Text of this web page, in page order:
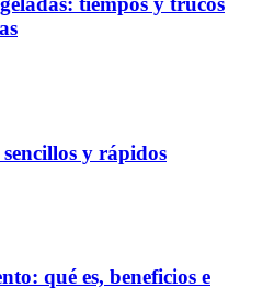
y rápidos
qué es, beneficios e